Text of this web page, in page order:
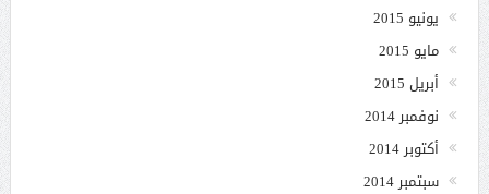
يونيو 2015
مايو 2015
أبريل 2015
نوفمبر 2014
أكتوبر 2014
سبتمبر 2014